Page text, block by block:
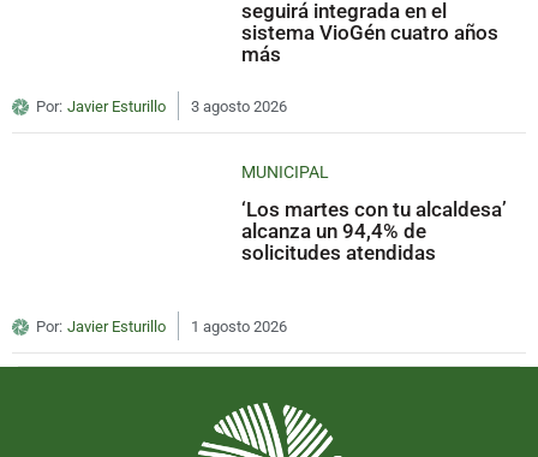
seguirá integrada en el
sistema VioGén cuatro años
más
Por: Javier Esturillo 3 agosto 2026
MUNICIPAL
‘Los martes con tu alcaldesa’
alcanza un 94,4% de
solicitudes atendidas
Por: Javier Esturillo 1 agosto 2026